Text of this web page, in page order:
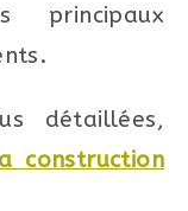
détaillées,
construction